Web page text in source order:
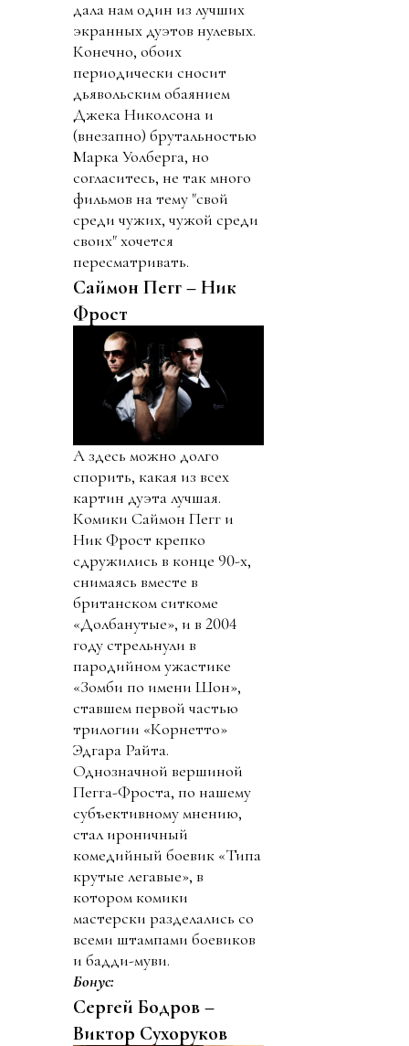
дала нам один из лучших
экранных дуэтов нулевых.
Конечно, обоих
периодически сносит
дьявольским обаянием
Джека Николсона и
(внезапно) брутальностью
Марка Уолберга, но
согласитесь, не так много
фильмов на тему "свой
среди чужих, чужой среди
своих" хочется
пересматривать.
Саймон Пегг – Ник
Фрост
А здесь можно долго
спорить, какая из всех
картин дуэта лучшая.
Комики Саймон Пегг и
Ник Фрост крепко
сдружились в конце 90-х,
снимаясь вместе в
британском ситкоме
«Долбанутые», и в 2004
году стрельнули в
пародийном ужастике
«Зомби по имени Шон»,
ставшем первой частью
трилогии «Корнетто»
Эдгара Райта.
Однозначной вершиной
Пегга-Фроста, по нашему
субъективному мнению,
стал ироничный
комедийный боевик «Типа
крутые легавые», в
котором комики
мастерски разделались со
всеми штампами боевиков
и бадди-муви.
Бонус:
Сергей Бодров –
Виктор Сухоруков